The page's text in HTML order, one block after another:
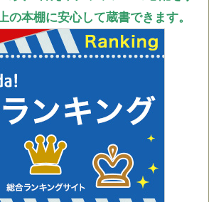
の本棚に安心して蔵書できます。